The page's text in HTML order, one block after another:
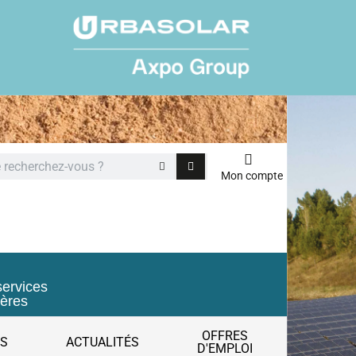
ACTUALITÉS
OFFRES
D'EMPLOI
Mon compte